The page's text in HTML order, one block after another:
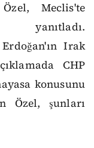
Meclis'te
yanıtladı.
Irak
CHP
konusunu
Özel, şunları